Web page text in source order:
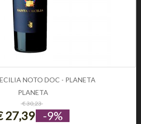
ESAURITO
NOTO DOC - PLANETA
PLANETA
€ 30,23
27,39 -9%